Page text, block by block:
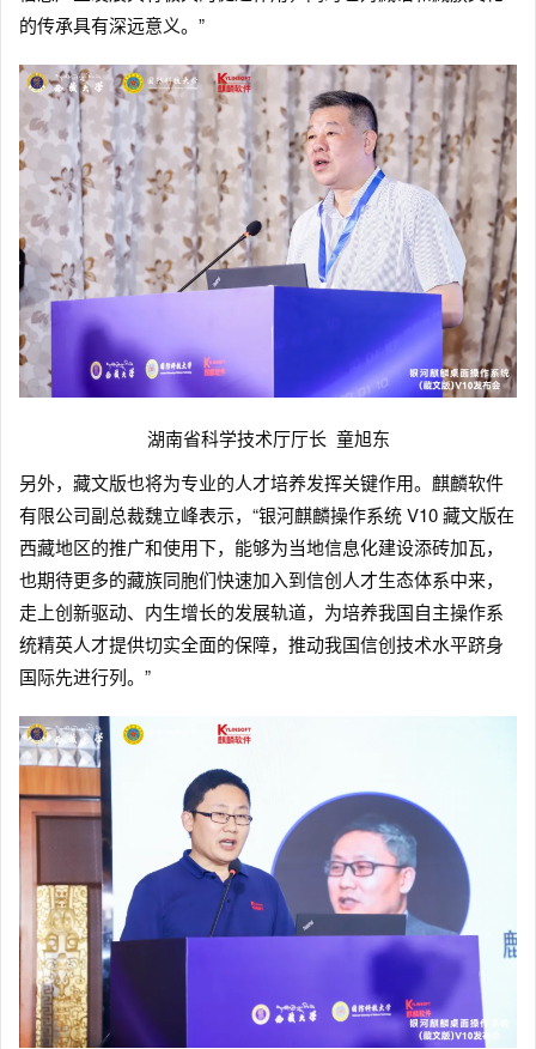
的传承具有深远意义。”
湖南省科学技术厅厅长 童旭东
另外，藏文版也将为专业的人才培养发挥关键作用。麒麟软件
有限公司副总裁魏立峰表示，“银河麒麟操作系统 V10 藏文版在
西藏地区的推广和使用下，能够为当地信息化建设添砖加瓦，
也期待更多的藏族同胞们快速加入到信创人才生态体系中来，
走上创新驱动、内生增长的发展轨道，为培养我国自主操作系
统精英人才提供切实全面的保障，推动我国信创技术水平跻身
国际先进行列。”